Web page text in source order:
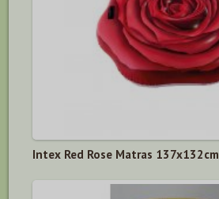
Intex Red Rose Matras 137x132cm